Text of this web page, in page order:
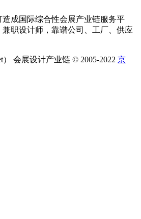
成国际综合性会展产业链服务平
职设计师，靠谱公司、工厂、供应
会展设计产业链 © 2005-2022 京